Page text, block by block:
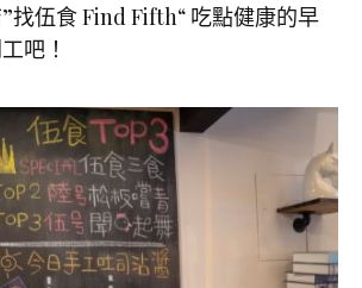
找伍食 Find Fifth“ 吃點健康的早
吧！